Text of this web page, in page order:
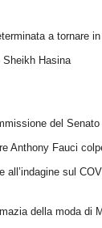
a tornare
Sheikh Hasina
del
Anthony Fauci
all’indagine sul
della moda di